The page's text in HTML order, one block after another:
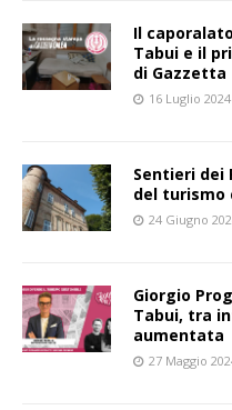
Il
Tabui e il
di Gazzetta
16 Luglio 2024
Sentieri dei
del turismo
24 Giugno
Giorgio
Tabui, tra
aumentata
27 Maggio